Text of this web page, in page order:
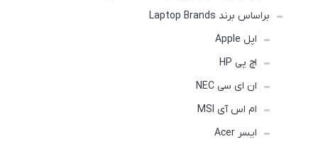
براساس برند Laptop Brands
اپل Apple
اچ پی HP
ان ای سی NEC
ام اس آی MSI
ایسر Acer